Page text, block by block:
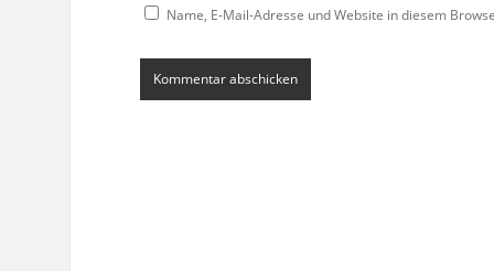
Name, E-Mail-Adresse und Website in diesem